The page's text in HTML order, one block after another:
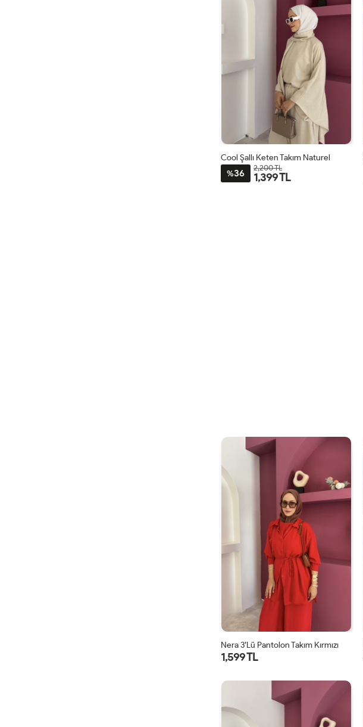
Cool Şallı Keten Takım Naturel
%36 2,200 TL
1,399 TL
STD
Nera 3’lü Pantolon Takım Kırmızı
1,599 TL